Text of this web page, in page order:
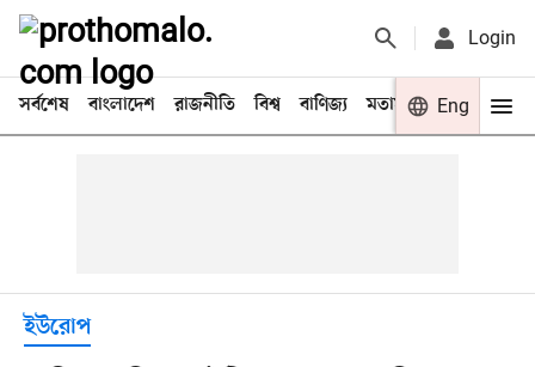
Login
সর্বশেষ বাংলাদেশ রাজনীতি বিশ্ব বাণিজ্য মতামত খেলা
Eng
ইউরোপ